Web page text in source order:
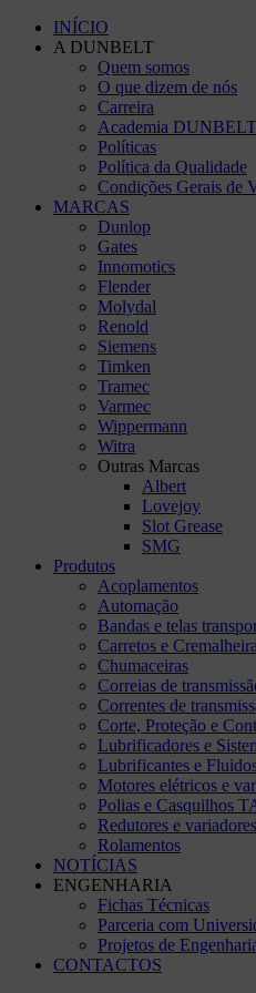
INÍCIO
A DUNBELT
Quem somos
O que dizem de nós
Carreira
Academia DUNBELT
Políticas
Política da Qualidade
Condições Gerais de
MARCAS
Dunlop
Gates
Innomotics
Flender
Molydal
Renold
Siemens
Timken
Tramec
Varmec
Wippermann
Witra
Outras Marcas
Albert
Lovejoy
Slot Grease
SMG
Produtos
Acoplamentos
Automação
Bandas e telas
Carretos e
Chumaceiras
Correias de
Correntes de
Corte, Proteção e
Lubrificadores e
Lubrificantes e
Motores elétricos e
Polias e Casquilhos
Redutores e
Rolamentos
NOTÍCIAS
ENGENHARIA
Fichas Técnicas
Parceria com
Projetos de
CONTACTOS